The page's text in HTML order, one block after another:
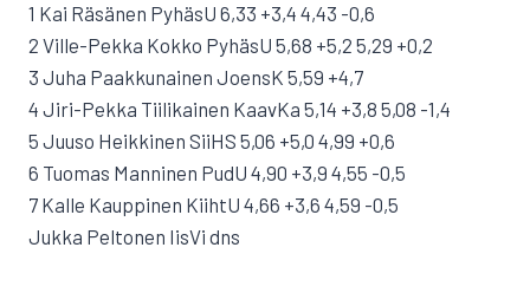
1 Kai Räsänen PyhäsU 6,33 +3,4 4,43 -0,6
2 Ville-Pekka Kokko PyhäsU 5,68 +5,2 5,29 +0,2
3 Juha Paakkunainen JoensK 5,59 +4,7
4 Jiri-Pekka Tiilikainen KaavKa 5,14 +3,8 5,08 -1,4
5 Juuso Heikkinen SiiHS 5,06 +5,0 4,99 +0,6
6 Tuomas Manninen PudU 4,90 +3,9 4,55 -0,5
7 Kalle Kauppinen KiihtU 4,66 +3,6 4,59 -0,5
Jukka Peltonen IisVi dns